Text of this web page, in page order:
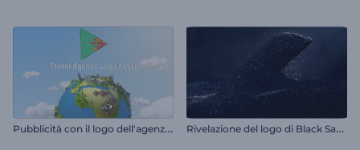
P
ubblicità con il logo dell'agenzia di viaggi R
ivelazione del logo di Black Sand